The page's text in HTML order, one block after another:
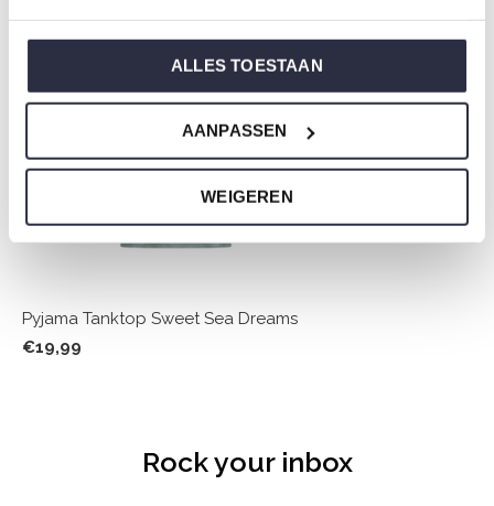
ALLES TOESTAAN
AANPASSEN
WEIGEREN
Pyjama Tanktop Sweet Sea Dreams
€19,99
Rock your inbox